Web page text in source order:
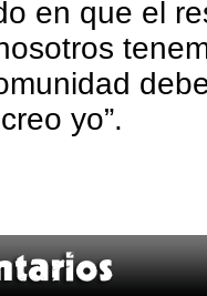
en que el
yo”.